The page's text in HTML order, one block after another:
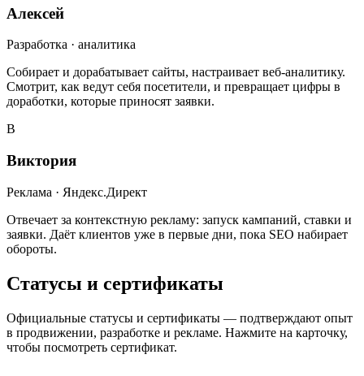
Алексей
Разработка · аналитика
Собирает и дорабатывает сайты, настраивает веб-аналитику.
Смотрит, как ведут себя посетители, и превращает цифры в
доработки, которые приносят заявки.
В
Виктория
Реклама · Яндекс.Директ
Отвечает за контекстную рекламу: запуск кампаний, ставки и
заявки. Даёт клиентов уже в первые дни, пока SEO набирает
обороты.
Статусы и сертификаты
Официальные статусы и сертификаты — подтверждают опыт
в продвижении, разработке и рекламе. Нажмите на карточку,
чтобы посмотреть сертификат.